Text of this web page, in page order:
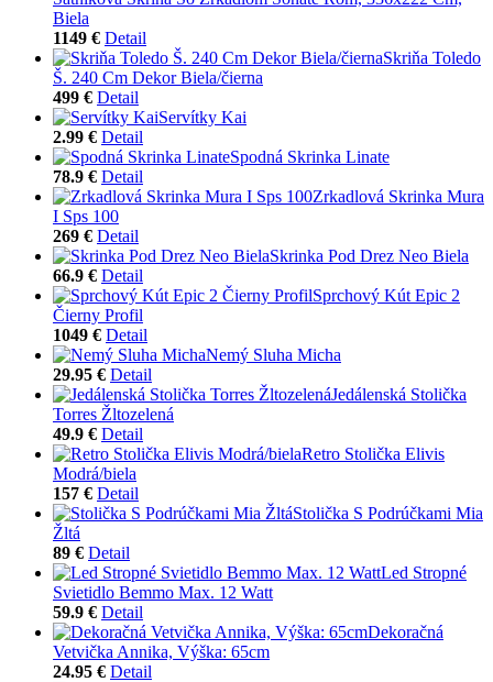
Biela
1149 € Detail
Skriňa Toledo
Š. 240 Cm Dekor Biela/čierna
499 € Detail
Servítky Kai
2.99 € Detail
Spodná Skrinka Linate
78.9 € Detail
Zrkadlová Skrinka Mura
I Sps 100
269 € Detail
Skrinka Pod Drez Neo Biela
66.9 € Detail
Sprchový Kút Epic 2
Čierny Profil
1049 € Detail
Nemý Sluha Micha
29.95 € Detail
Jedálenská Stolička
Torres Žltozelená
49.9 € Detail
Retro Stolička Elivis
Modrá/biela
157 € Detail
Stolička S Podrúčkami Mia
Žltá
89 € Detail
Led Stropné
Svietidlo Bemmo Max. 12 Watt
59.9 € Detail
Dekoračná
Vetvička Annika, Výška: 65cm
24.95 € Detail